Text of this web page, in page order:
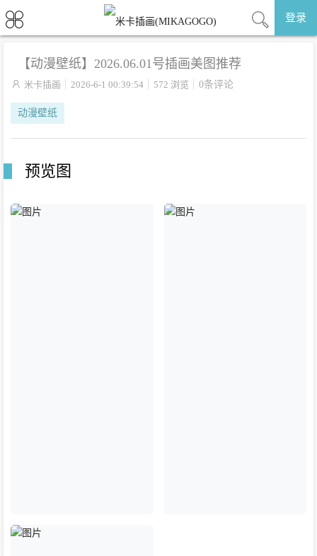
登录
【动漫壁纸】2026.06.01号插画美图推荐
 米卡插画 2026-6-1 00:39:54 572 浏览 0条评论
动漫壁纸
预览图